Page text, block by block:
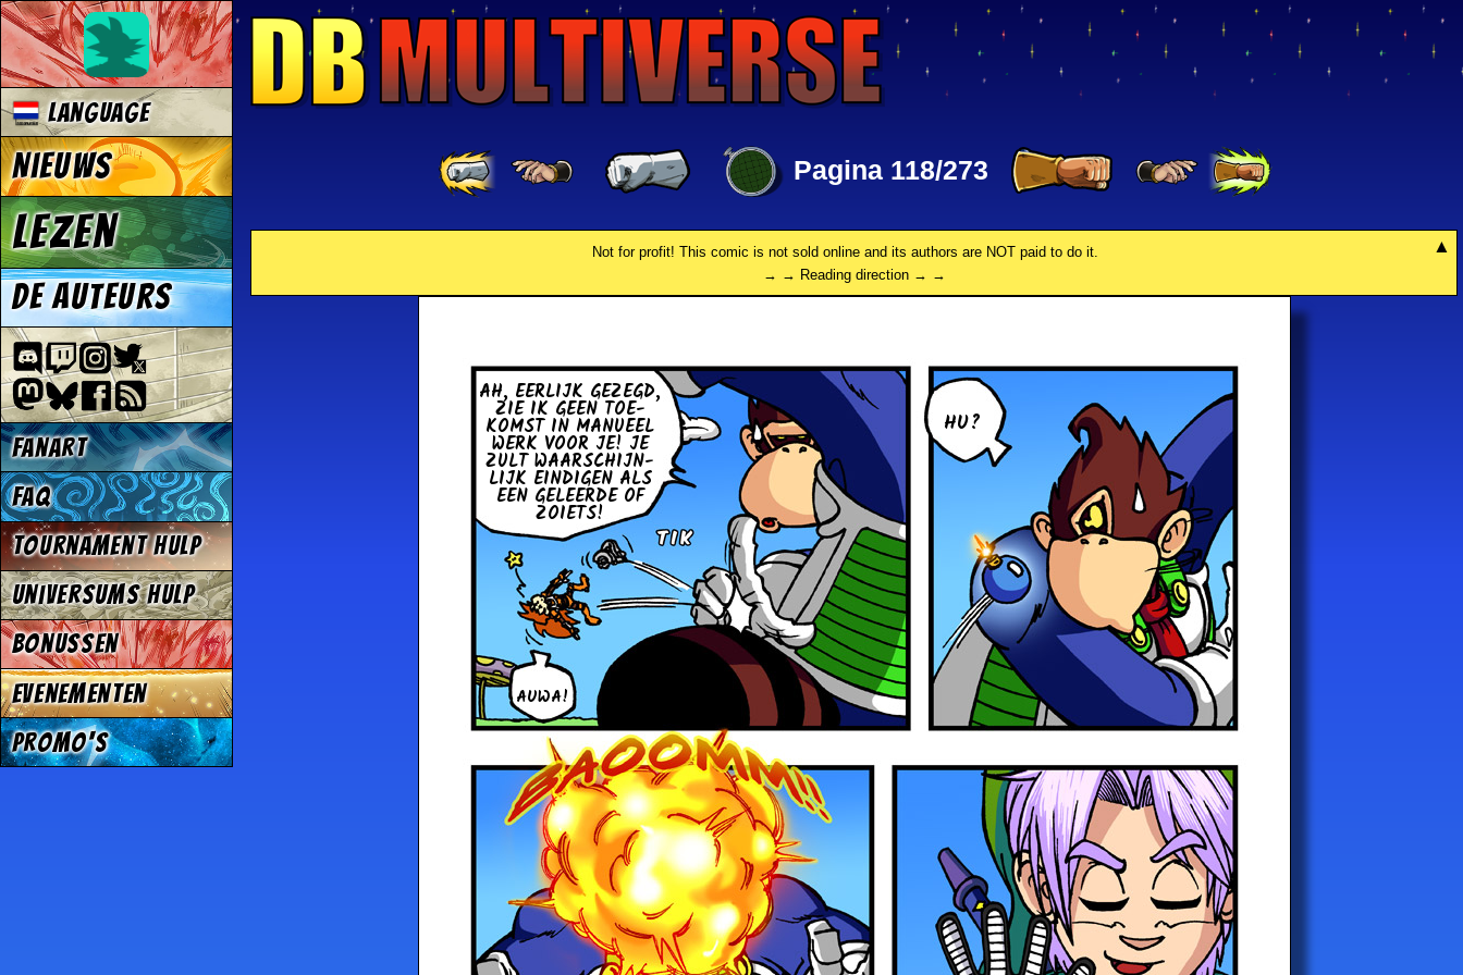
Pagina 118/273
Not for profit! This comic is not sold online and its authors are NOT paid to do it.
→ → Reading direction → →
AH, EERLIJK GEZEGD,
ZIE IK GEEN TOE­
KOMST IN MANUEEL
WERK VOOR JE! JE
ZULT WAAR­SCHIJN­
LIJK EIN­DI­GEN ALS
EEN GE­LEER­DE OF
ZOIETS!
AUWA!
HU?
Language
Nieuws
Lezen
De auteurs
Fanart
FAQ
Tournament Hulp
Universums Hulp
Bonussen
Evenementen
Promo's